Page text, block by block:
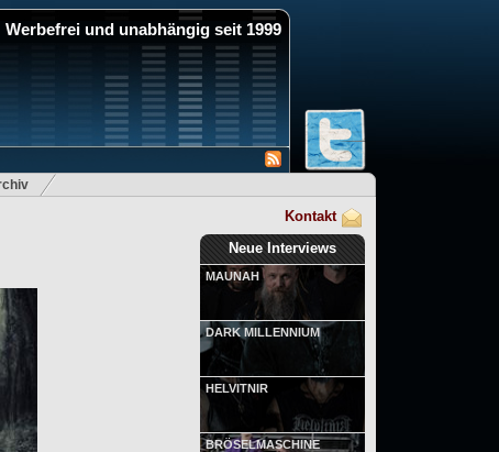
Werbefrei und unabhängig seit 1999
Kontakt
Neue Interviews
MAUNAH
DARK MILLENNIUM
HELVITNIR
BRÖSELMASCHINE